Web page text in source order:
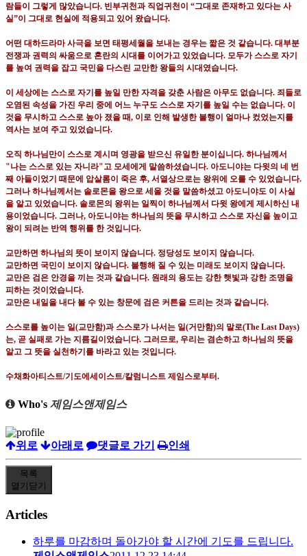
람들이 그렇게 많았습니다. 빈부귀천과 직업귀천이 “그대로 존재하고 있다는 사
실”이 그대로 현실에 적용되고 있어 왔습니다.
어떤 대하드라마 사극을 보면 태평세월을 보내는 경우는 짧은 것 같습니다. 대부분
전쟁과 권력의 싸움으로 혼란의 시대를 이어가고 있었습니다. 모두가 스스로 자기
를 높여 권력을 잡고 국민을 다스린 교만한 왕들의 시대였습니다.
이 세상에는 스스로 자기를 높일 만한 자격을 갖춘 사람은 아무도 없습니다. 죄들로
오염된 속성을 가진 우리 중에 어느 누구도 스스로 자기를 높일 수는 없습니다. 이
것을 무시하고 스스로 높아 졌을 때, 이로 인해 발생한 불행이 얼마나 컸었는지를
역사는 보여 주고 있었습니다.
오직 하나님만이 스스로 계시며 영광을 받으신 유일한 분이십니다. 하나님께서
"나는 스스로 있는 자니라"고 모세에게 말씀하셨습니다. 아도니야는 다윗의 네 번
째 아들이었기 때문에 압살롬이 죽은 후, 서열상으로는 왕위에 오를 수 있었습니다.
그러나 하나님께서는 솔로몬을 왕으로 세울 것을 말씀하셨고 아도니야도 이 사실
을 알고 있었습니다. 솔로몬의 왕위는 일찍이 하나님께서 다윗 왕에게 제시하신 내
용이었습니다. 그러나, 아도니야는 하나님의 뜻을 무시하고 스스로 자신을 높이고
왕이 되려는 반역 행위를 한 것입니다.
교만하면 하나님의 뜻이 보이지 않습니다. 정당성도 보이지 않습니다.
교만하면 국민이 보이지 않습니다. 불행해 질 수 있는 미래도 보이지 않습니다.
교만은 검은 안경을 끼는 것과 같습니다. 원래의 용도는 강한 햇빛과 강한 조명을
피하는 것이었습니다.
교만은 내일을 내다 볼 수 있는 창문에 검은 커튼을 드리는 것과 같습니다.
스스로를 높이는 일(교만함)과 스스로가 나서는 일(거만함)의 말로(The Last Days)
는, 곧 실패로 가는 지름길이었습니다. 그러므로, 우리는 겸손하고 하나님의 뜻을
알고 그 뜻을 실천하기를 바라고 있는 것입니다.
수채화아티스트/기도에세이스트/칼럼니스트 제임스로부터.
Who's 제임스앤제임스
위로 아래로 댓글로 가기 인쇄
목록
열기 닫기
Articles
하루를 마감하며 돌아가야 할 시간에 기도를 드립니다.